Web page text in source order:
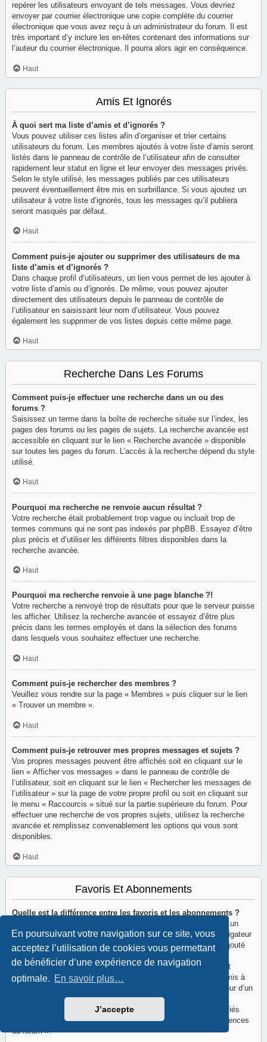
En poursuivant votre navigation sur ce site, vous
acceptez l’utilisation de cookies vous permettant
de bénéficier d’une expérience de navigation
optimale. En savoir plus…
J’accepte
repérer les utilisateurs envoyant de tels messages. Vous devriez
envoyer par courrier électronique une copie complète du courrier
électronique que vous avez reçu à un administrateur du forum. Il est
très important d’y inclure les en-têtes contenant des informations sur
l’auteur du courrier électronique. Il pourra alors agir en conséquence.
Haut
Amis Et Ignorés
À quoi sert ma liste d’amis et d’ignorés ?
Vous pouvez utiliser ces listes afin d’organiser et trier certains
utilisateurs du forum. Les membres ajoutés à votre liste d’amis seront
listés dans le panneau de contrôle de l’utilisateur afin de consulter
rapidement leur statut en ligne et leur envoyer des messages privés.
Selon le style utilisé, les messages publiés par ces utilisateurs
peuvent éventuellement être mis en surbrillance. Si vous ajoutez un
utilisateur à votre liste d’ignorés, tous les messages qu’il publiera
seront masqués par défaut.
Haut
Comment puis-je ajouter ou supprimer des utilisateurs de ma
liste d’amis et d’ignorés ?
Dans chaque profil d’utilisateurs, un lien vous permet de les ajouter à
votre liste d’amis ou d’ignorés. De même, vous pouvez ajouter
directement des utilisateurs depuis le panneau de contrôle de
l’utilisateur en saisissant leur nom d’utilisateur. Vous pouvez
également les supprimer de vos listes depuis cette même page.
Haut
Recherche Dans Les Forums
Comment puis-je effectuer une recherche dans un ou des
forums ?
Saisissez un terme dans la boîte de recherche située sur l’index, les
pages des forums ou les pages de sujets. La recherche avancée est
accessible en cliquant sur le lien « Recherche avancée » disponible
sur toutes les pages du forum. L’accès à la recherche dépend du style
utilisé.
Haut
Pourquoi ma recherche ne renvoie aucun résultat ?
Votre recherche était probablement trop vague ou incluait trop de
termes communs qui ne sont pas indexés par phpBB. Essayez d’être
plus précis et d’utiliser les différents filtres disponibles dans la
recherche avancée.
Haut
Pourquoi ma recherche renvoie à une page blanche ?!
Votre recherche a renvoyé trop de résultats pour que le serveur puisse
les afficher. Utilisez la recherche avancée et essayez d’être plus
précis dans les termes employés et dans la sélection des forums
dans lesquels vous souhaitez effectuer une recherche.
Haut
Comment puis-je rechercher des membres ?
Veuillez vous rendre sur la page « Membres » puis cliquer sur le lien
« Trouver un membre ».
Haut
Comment puis-je retrouver mes propres messages et sujets ?
Vos propres messages peuvent être affichés soit en cliquant sur le
lien « Afficher vos messages » dans le panneau de contrôle de
l’utilisateur, soit en cliquant sur le lien « Rechercher les messages de
l’utilisateur » sur la page de votre propre profil ou soit en cliquant sur
le menu « Raccourcis » situé sur la partie supérieure du forum. Pour
effectuer une recherche de vos propres sujets, utilisez la recherche
avancée et remplissez convenablement les options qui vous sont
disponibles.
Haut
Favoris Et Abonnements
Quelle est la différence entre les favoris et les abonnements ?
Dans phpBB 3.0, la fonctionnalité qui vous permettait d’ajouter un
sujet aux favoris était similaire à celle présente dans votre navigateur
internet. Vous ne receviez aucune notification lorsqu’un sujet ajouté
aux favoris était mis à jour. Dans phpBB 3.2, les favoris sont
davantage similaires aux abonnements. Vous pouvez à présent
recevoir une notification lorsqu’un sujet ajouté aux favoris est mis à
jour. L’abonnement, quant à lui, vous préviendra de la mise à jour d’un
forum ou d’un sujet auquel vous êtes abonné. Les options de
notification des favoris et des abonnements peuvent être modifiés
depuis le panneau de contrôle de l’utilisateur, sous les « Préférences
du forum ».